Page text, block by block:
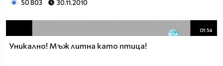
50 803 30.11.2010
01:54
Уникaлно! Мъж литна като птица!